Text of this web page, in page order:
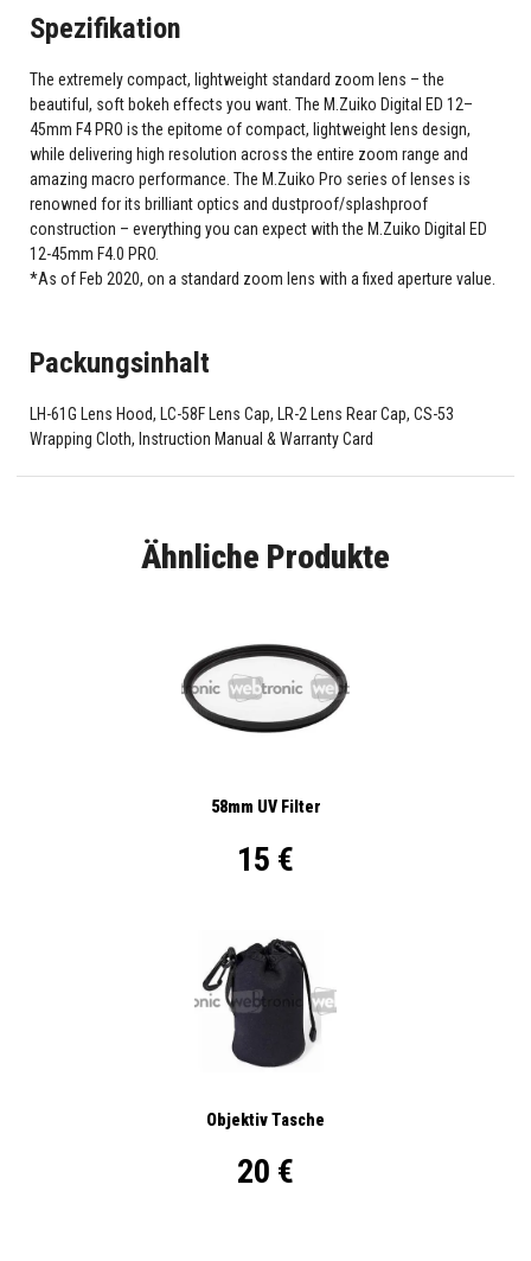
Spezifikation
The extremely compact, lightweight standard zoom lens – the
beautiful, soft bokeh effects you want. The M.Zuiko Digital ED 12–
45mm F4 PRO is the epitome of compact, lightweight lens design,
while delivering high resolution across the entire zoom range and
amazing macro performance. The M.Zuiko Pro series of lenses is
renowned for its brilliant optics and dustproof/splashproof
construction – everything you can expect with the M.Zuiko Digital ED
12-45mm F4.0 PRO.
*As of Feb 2020, on a standard zoom lens with a fixed aperture value.
Packungsinhalt
LH-61G Lens Hood, LC-58F Lens Cap, LR-2 Lens Rear Cap, CS-53
Wrapping Cloth, Instruction Manual & Warranty Card
Ähnliche Produkte
58mm UV Filter
15 €
Objektiv Tasche
20 €